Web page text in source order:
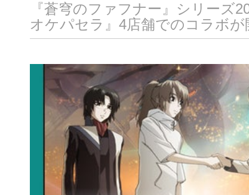
『蒼穹のファフナー』シリーズ
オケパセラ』4店舗でのコラボが